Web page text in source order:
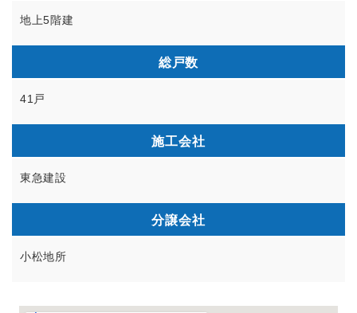
地上5階建
総戸数
41戸
施工会社
東急建設
分譲会社
小松地所